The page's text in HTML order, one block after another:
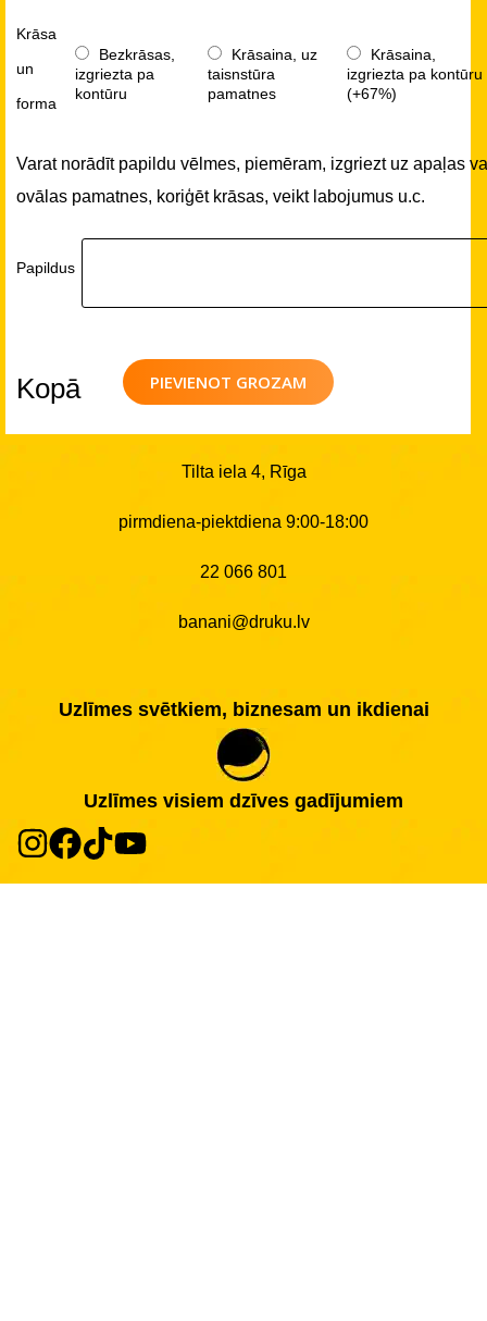
Krāsa
un
forma
Bezkrāsas,
izgriezta pa
kontūru
Krāsaina, uz
taisnstūra
pamatnes
Krāsaina,
izgriezta pa kontūru
(+67%)
Varat norādīt papildu vēlmes, piemēram, izgriezt uz apaļas
ovālas pamatnes, koriģēt krāsas, veikt labojumus u.c.
Papildus
PIEVIENOT GROZAM
Kopā
Tilta iela 4, Rīga
pirmdiena-piektdiena 9:00-18:00
22 066 801
banani@druku.lv
Uzlīmes svētkiem, biznesam un ikdienai
Uzlīmes visiem dzīves gadījumiem